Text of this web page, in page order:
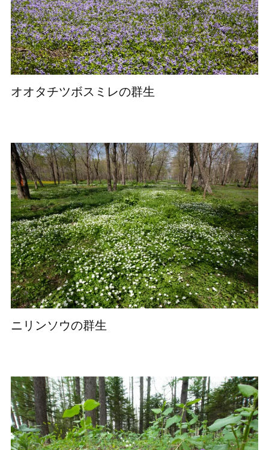
オオタチツボスミレの群生
ニリンソウの群生